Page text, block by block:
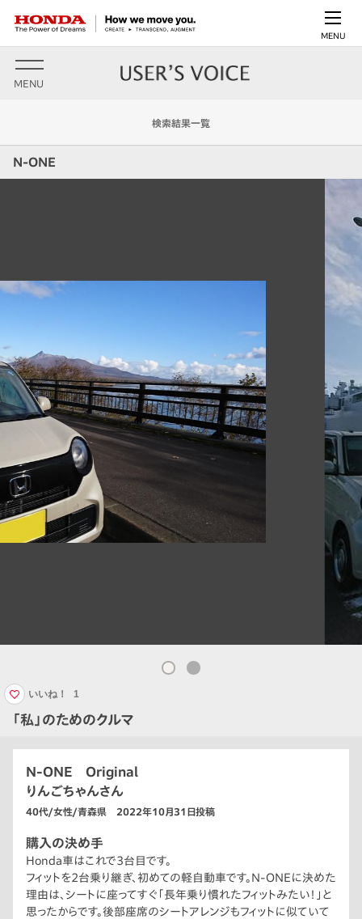
MENU
MENU
検索結果一覧
N-ONE
「私」のためのクルマ
いいね！ 1
N-ONE Original
りんごちゃんさん
40代/女性/青森県 2022年10月31日投稿
購入の決め手
Honda車はこれで3台目です。
フィットを2台乗り継ぎ、初めての軽自動車です。N-ONEに決めた
理由は、シートに座ってすぐ「長年乗り慣れたフィットみたい！」と
思ったからです。後部座席のシートアレンジもフィットに似ていて